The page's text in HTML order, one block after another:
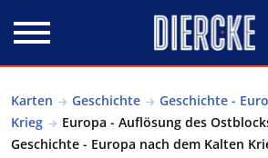
Karten Geschichte
Geschichte -
Krieg
Europa - Auflösung des
Geschichte - Europa nach dem Kalten